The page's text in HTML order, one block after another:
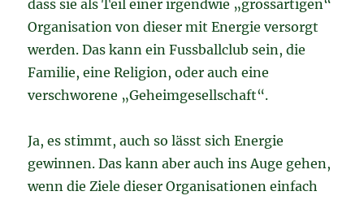
dass sie als Teil einer irgendwie „grossartigen“
Organisation von dieser mit Energie versorgt
werden. Das kann ein Fussballclub sein, die
Familie, eine Religion, oder auch eine
verschworene „Geheimgesellschaft“.
Ja, es stimmt, auch so lässt sich Energie
gewinnen. Das kann aber auch ins Auge gehen,
wenn die Ziele dieser Organisationen einfach